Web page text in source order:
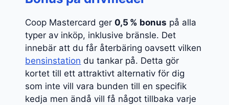
Coop Mastercard ger0,5 % bonus på alla
typer av inköp, inklusive bränsle. Det
innebär att du får återbäring oavsett vilken
bensinstation du tankar på. Detta gör
kortet till ett attraktivt alternativ för dig
som inte vill vara bunden till en specifik
kedja men ändå vill få något tillbaka varje